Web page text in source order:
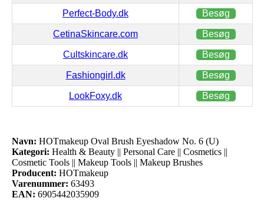
Perfect-Body.dk Besøg
CetinaSkincare.com Besøg
Cultskincare.dk Besøg
Fashiongirl.dk Besøg
LookFoxy.dk Besøg
Navn: HOTmakeup Oval Brush Eyeshadow No. 6 (U)
Kategori: Health & Beauty || Personal Care || Cosmetics ||
Cosmetic Tools || Makeup Tools || Makeup Brushes
Producent: HOTmakeup
Varenummer: 63493
EAN: 6905442035909